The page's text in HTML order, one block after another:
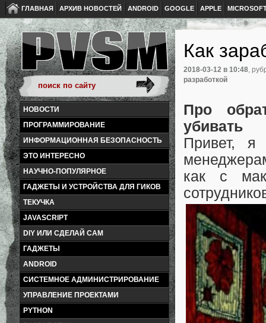
ГЛАВНАЯ АРХИВ НОВОСТЕЙ ANDROID GOOGLE APPLE
НОВОСТИ
ПРОГРАММИРОВАНИЕ
ИНФОРМАЦИОННАЯ БЕЗОПАСНОСТЬ
ЭТО ИНТЕРЕСНО
НАУЧНО-ПОПУЛЯРНОЕ
ГАДЖЕТЫ И УСТРОЙСТВА ДЛЯ ГИКОВ
ТЕКУЧКА
JAVASCRIPT
DIY ИЛИ СДЕЛАЙ САМ
ГАДЖЕТЫ
ANDROID
СИСТЕМНОЕ АДМИНИСТРИРОВАНИЕ
УПРАВЛЕНИЕ ПРОЕКТАМИ
PYTHON
Как
2018-03-12 в 10:48,
разработкой
Про
убивать
Привет, я
как с